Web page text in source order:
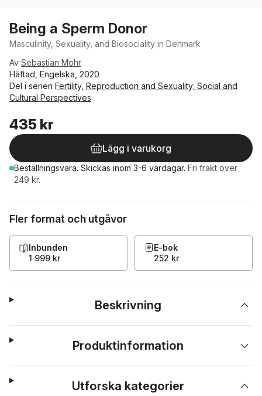
Being a Sperm Donor
Masculinity, Sexuality, and Biosociality in Denmark
Av Sebastian Mohr
Häftad, Engelska, 2020
Del i serien Fertility, Reproduction and Sexuality: Social and
Cultural Perspectives
435 kr
Lägg i varukorg
Beställningsvara. Skickas inom 3-6 vardagar. Fri frakt över
249 kr.
Fler format och utgåvor
Inbunden
1 999 kr
E-bok
252 kr
Beskrivning
Produktinformation
Utforska kategorier